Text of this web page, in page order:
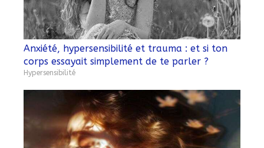
Anxiété, hypersensibilité et trauma : et si ton
corps essayait simplement de te parler ?
Hypersensibilité